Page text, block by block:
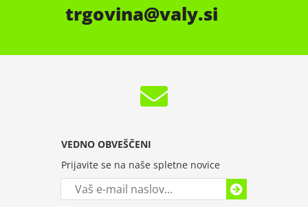
trgovina valy.si
VEDNO OBVEŠČENI
Prijavite se na naše spletne novice